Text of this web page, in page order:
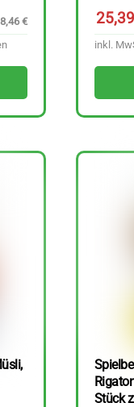
€
inkl.
Stück